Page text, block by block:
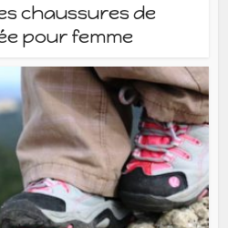
chaussures de
pour femme